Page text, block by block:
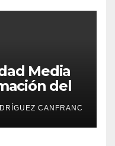
Media
del
en
infantil y
CANFRANC